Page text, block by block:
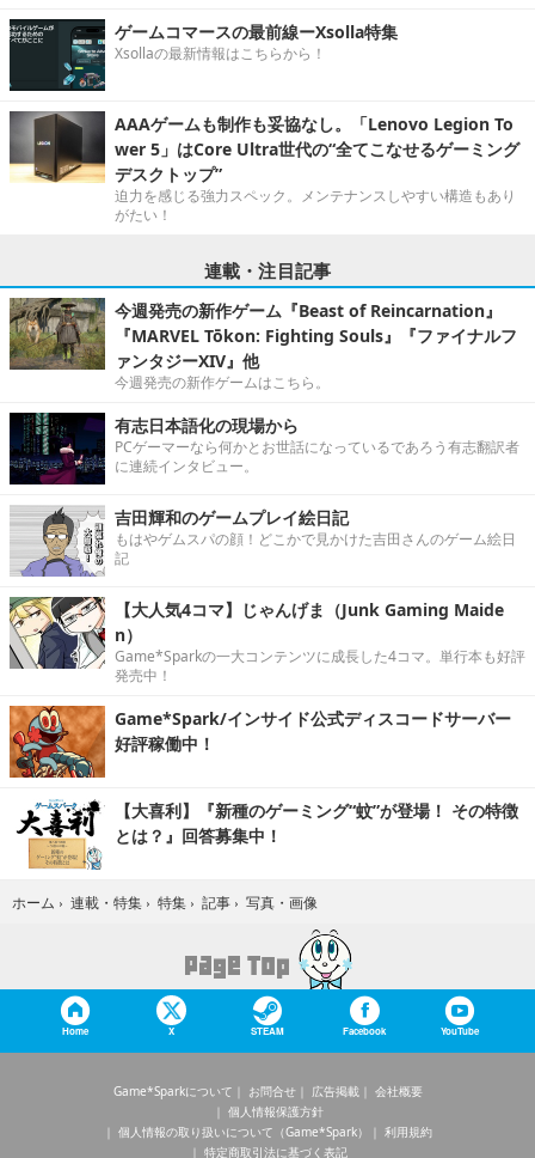
ゲームコマースの最前線ーXsolla特集
Xsollaの最新情報はこちらから！
AAAゲームも制作も妥協なし。「Lenovo Legion To
wer 5」はCore Ultra世代の“全てこなせるゲーミング
デスクトップ”
迫力を感じる強力スペック。メンテナンスしやすい構造もあり
がたい！
連載・注目記事
今週発売の新作ゲーム『Beast of Reincarnation』
『MARVEL Tōkon: Fighting Souls』『ファイナルフ
ァンタジーXIV』他
今週発売の新作ゲームはこちら。
有志日本語化の現場から
PCゲーマーなら何かとお世話になっているであろう有志翻訳者
に連続インタビュー。
吉田輝和のゲームプレイ絵日記
もはやゲムスパの顔！どこかで見かけた吉田さんのゲーム絵日
記
【大人気4コマ】じゃんげま（Junk Gaming Maide
n）
Game*Sparkの一大コンテンツに成長した4コマ。単行本も好評
発売中！
Game*Spark/インサイド公式ディスコードサーバー
好評稼働中！
【大喜利】『新種のゲーミング“蚊”が登場！ その特徴
とは？』回答募集中！
ホーム › 連載・特集 › 特集 › 記事 › 写真・画像
Home X STEAM Facebook YouTube
Game*Sparkについて お問合せ 広告掲載
会社概要
個人情報保護方針
個人情報の取り扱いについて（Game*Spark）
利用規約
特定商取引法に基づく表記